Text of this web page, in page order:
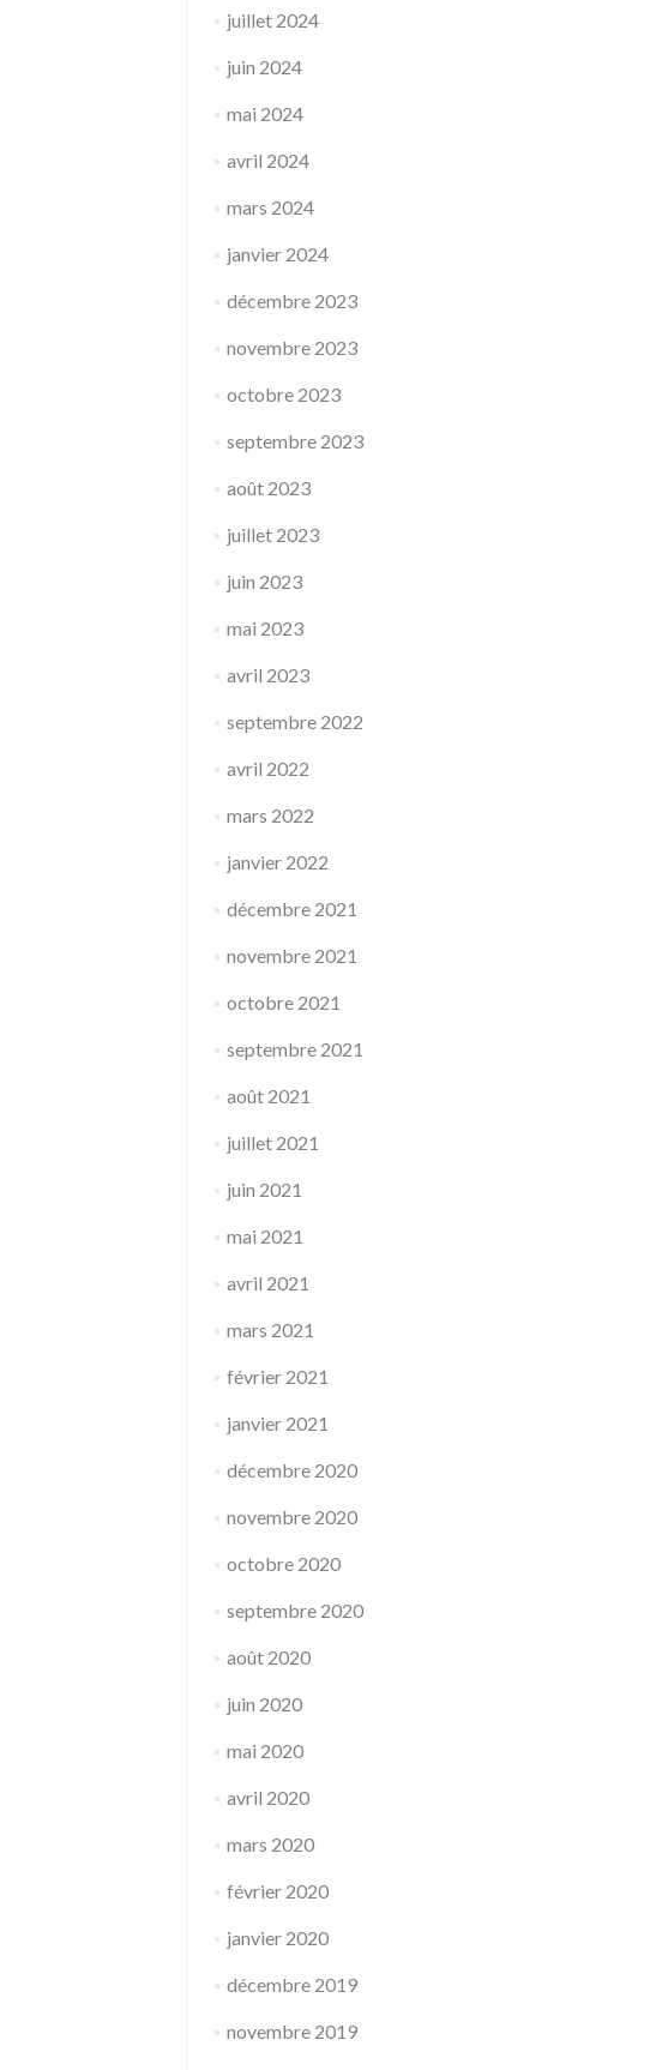
juillet 2024
juin 2024
mai 2024
avril 2024
mars 2024
janvier 2024
décembre 2023
novembre 2023
octobre 2023
septembre 2023
août 2023
juillet 2023
juin 2023
mai 2023
avril 2023
septembre 2022
avril 2022
mars 2022
janvier 2022
décembre 2021
novembre 2021
octobre 2021
septembre 2021
août 2021
juillet 2021
juin 2021
mai 2021
avril 2021
mars 2021
février 2021
janvier 2021
décembre 2020
novembre 2020
octobre 2020
septembre 2020
août 2020
juin 2020
mai 2020
avril 2020
mars 2020
février 2020
janvier 2020
décembre 2019
novembre 2019